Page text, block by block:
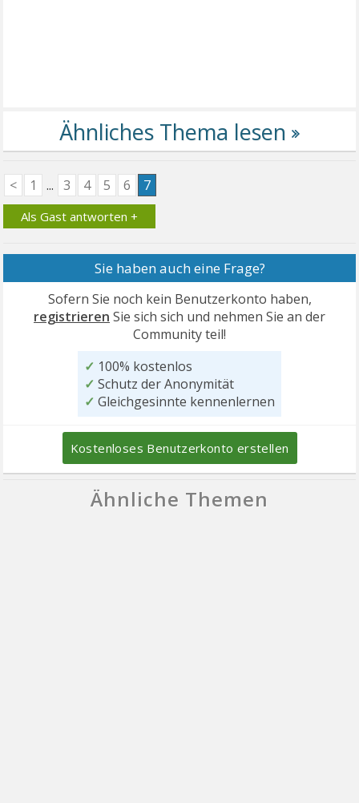
< 1 ... 3 4 5 6 7
Als Gast antworten +
Sie haben auch eine Frage?
Sofern Sie noch kein Benutzerkonto haben,
registrieren Sie sich sich und nehmen Sie an der
Community teil!
✓ 100% kostenlos
✓ Schutz der Anonymität
✓ Gleichgesinnte kennenlernen
Kostenloses Benutzerkonto erstellen
Ähnliche Themen